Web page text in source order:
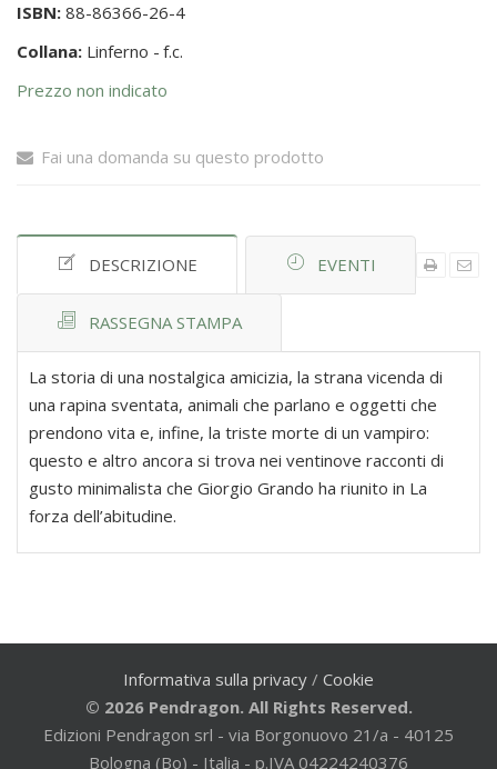
ISBN: 88-86366-26-4
Collana: Linferno - f.c.
Prezzo non indicato
Fai una domanda su questo prodotto
DESCRIZIONE EVENTI
RASSEGNA STAMPA
La storia di una nostalgica amicizia, la strana vicenda di
una rapina sventata, animali che parlano e oggetti che
prendono vita e, infine, la triste morte di un vampiro:
questo e altro ancora si trova nei ventinove racconti di
gusto minimalista che Giorgio Grando ha riunito in La
forza dell’abitudine.
Informativa sulla privacy / Cookie
© 2026 Pendragon. All Rights Reserved.
Edizioni Pendragon srl - via Borgonuovo 21/a - 40125
Bologna (Bo) - Italia - p.IVA 04224240376